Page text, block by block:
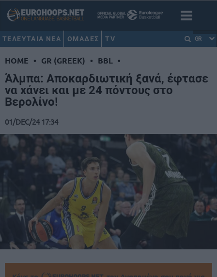
ΤΕΛΕΥΤΑΙΑ ΝΕΑ ΟΜΑΔΕΣ TV GR
HOME • GR (GREEK) • BBL •
Άλμπα: Αποκαρδιωτική ξανά, έφτασε
να χάνει και με 24 πόντους στο
Βερολίνο!
01/DEC/24 17:34